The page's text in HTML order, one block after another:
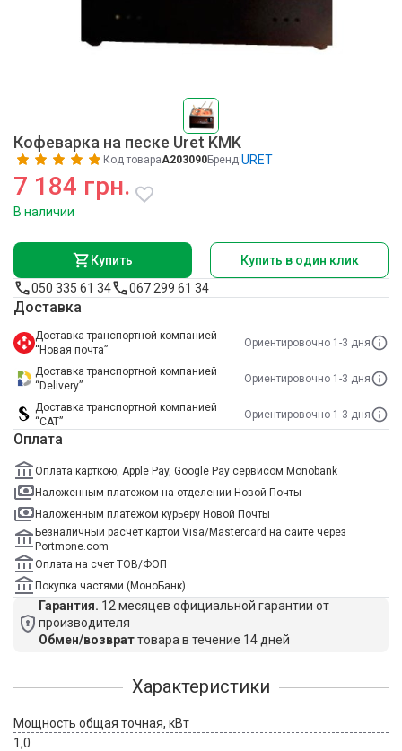
Кофеварка на песке Uret KMK
Код товараA203090Бренд:URET
7 184 грн.
В наличии
Купить
Купить в один клик
050 335 61 34
067 299 61 34
Доставка
Доставка транспортной компанией
“Новая почта”
Ориентировочно 1-3 дня
Доставка транспортной компанией
“Delivery”
Ориентировочно 1-3 дня
Доставка транспортной компанией
“САТ”
Ориентировочно 1-3 дня
Оплата
Оплата карткою, Apple Pay, Google Pay сервисом Monobank
Наложенным платежом на отделении Новой Почты
Наложенным платежом курьеру Новой Почты
Безналичный расчет картой Visa/Mastercard на сайте через
Portmone.com
Оплата на счет ТОВ/ФОП
Покупка частями (МоноБанк)
Гарантия. 12 месяцев официальной гарантии от
производителя
Обмен/возвраттовара в течение 14 дней
Характеристики
Мощность общая точная, кВт
1,0